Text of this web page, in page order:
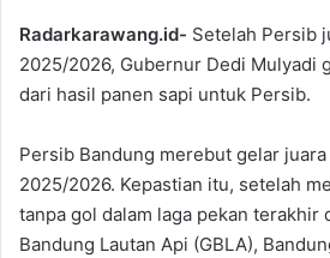
Radarkarawang.id- Setelah Persib
2025/2026, Gubernur Dedi Mulyadi
dari hasil panen sapi untuk Persib.
Persib Bandung merebut gelar
2025/2026. Kepastian itu, setelah
tanpa gol dalam laga pekan terakhir
Bandung Lautan Api (GBLA),